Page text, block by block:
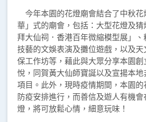
今年本園的花燈廟會結合了中秋
華」式的廟會，包括：大型花燈及
拜大仙祠．香港百年微縮模型展」
技藝的文娛表演及攤位遊戲，以及
保工作坊等，藉此與大眾分享本園
悅，同賀黃大仙師寶誕以及宣揚本
項目。此外，現時疫情期間，本園的
防疫安排進行，而善信及遊人有機
燈，將可放鬆心情，細意玩味！